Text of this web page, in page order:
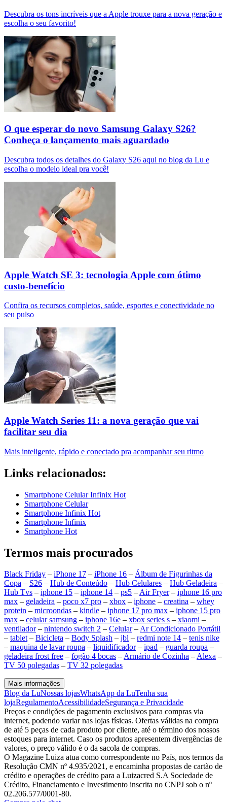
Descubra os tons incríveis que a Apple trouxe para a nova geração e
escolha o seu favorito!
O que esperar do novo Samsung Galaxy S26?
Conheça o lançamento mais aguardado
Descubra todos os detalhes do Galaxy S26 aqui no blog da Lu e
escolha o modelo ideal pra você!
Apple Watch SE 3: tecnologia Apple com ótimo
custo-benefício
Confira os recursos completos, saúde, esportes e conectividade no
seu pulso
Apple Watch Series 11: a nova geração que vai
facilitar seu dia
Mais inteligente, rápido e conectado pra acompanhar seu ritmo
Links relacionados:
Smartphone Celular Infinix Hot
Smartphone Celular
Smartphone Infinix Hot
Smartphone Infinix
Smartphone Hot
Termos mais procurados
Black Friday – iPhone 17 – iPhone 16 – Álbum de Figurinhas da
Copa – S26 – Hub de Conteúdo – Hub Celulares – Hub Geladeira –
Hub Tvs – iphone 15 – iphone 14 – ps5 –Air Fryer– iphone 16 pro
max – geladeira – poco x7 pro – xbox – iphone – creatina – whey
protein – microondas – kindle – iphone 17 pro max – iphone 15 pro
max – celular samsung – iphone 16e – xbox series s – xiaomi –
ventilador– nintendo switch 2 – Celular–Ar Condicionado Portátil
– tablet– Bicicleta – Body Splash – jbl – redmi note 14 – tenis nike
– maquina de lavar roupa – liquidificador– ipad – guarda roupa –
geladeira frost free – fogão 4 bocas –Armário de Cozinha –Alexa –
TV 50 polegadas – TV 32 polegadas
Mais informações
Blog da LuNossas lojasWhatsApp da LuTenha sua
lojaRegulamentoAcessibilidadeSegurança e Privacidade
Preços e condições de pagamento exclusivos para compras via
internet, podendo variar nas lojas físicas. Ofertas válidas na compra
de até 5 peças de cada produto por cliente, até o término dos nossos
estoques para internet. Caso os produtos apresentem divergências de
valores, o preço válido é o da sacola de compras.
O Magazine Luiza atua como correspondente no País, nos termos da
Resolução CMN nº 4.935/2021, e encaminha propostas de cartão de
crédito e operações de crédito para a Luizacred S.A Sociedade de
Crédito, Financiamento e Investimento inscrita no CNPJ sob o nº
02.206.577/0001-80.